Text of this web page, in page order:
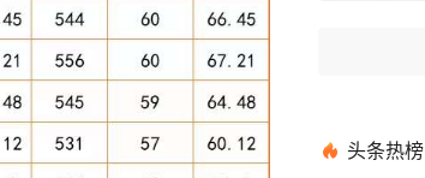
头条热榜